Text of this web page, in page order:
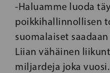
-Haluamme luoda
poikkihallinnollisen
suomalaiset
Liian vähäinen
miljardeja joka